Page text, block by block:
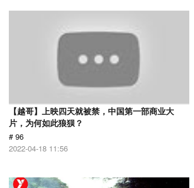
【越哥】上映四天就被禁，中国第一部商业大
片，为何如此狼狈？
# 96
2022-04-18 11:56